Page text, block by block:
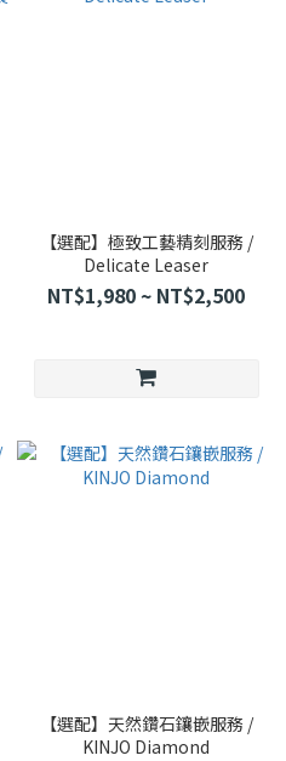
【選配】極致工藝精刻服務 /
Delicate Leaser
NT$1,980 ~ NT$2,500
【選配】天然鑽石鑲嵌服務 /
KINJO Diamond